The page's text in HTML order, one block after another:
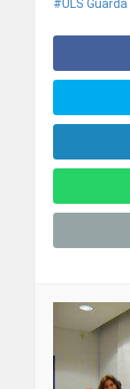
ULS Guarda